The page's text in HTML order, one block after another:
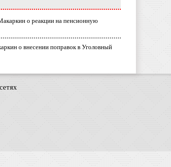
о реакции на пенсионную
о внесении поправок в Уголовный